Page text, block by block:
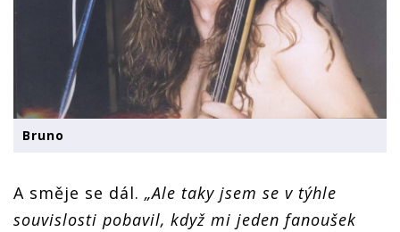
Bruno
A směje se dál. „Ale taky jsem se v týhle
souvislosti pobavil, když mi jeden fanoušek